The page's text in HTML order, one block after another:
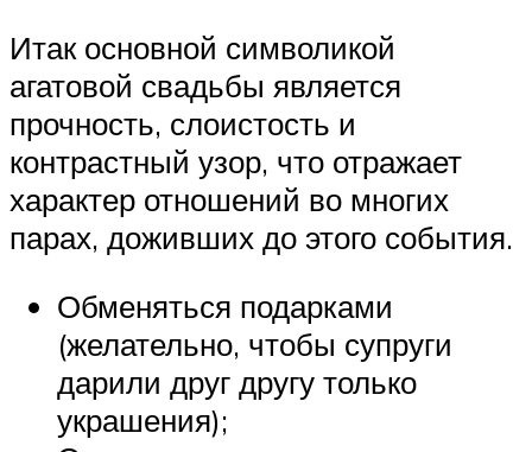
Итак основной символикой
агатовой свадьбы является
прочность, слоистость и
контрастный узор, что отражает
характер отношений во многих
парах, доживших до этого события.
Обменяться подарками
(желательно, чтобы супруги
дарили друг другу только
украшения);